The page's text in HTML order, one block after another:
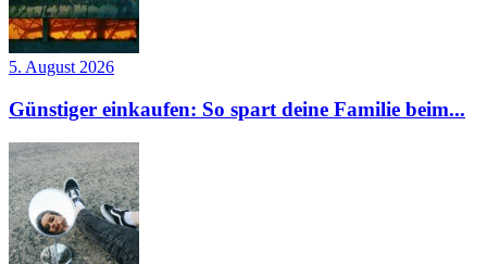
5. August 2026
Günstiger einkaufen: So spart deine Familie beim...